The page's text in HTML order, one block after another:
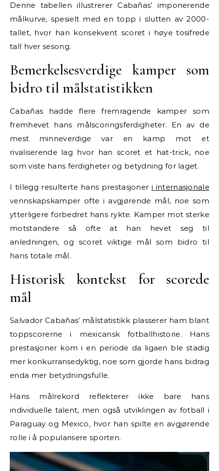
Denne tabellen illustrerer Cabañas’ imponerende
målkurve, spesielt med en topp i slutten av 2000-
tallet, hvor han konsekvent scoret i høye tosifrede
tall hver sesong.
Bemerkelsesverdige kamper som
bidro til målstatistikken
Cabañas hadde flere fremragende kamper som
fremhevet hans målscoringsferdigheter. En av de
mest minneverdige var en kamp mot et
rivaliserende lag hvor han scoret et hat-trick, noe
som viste hans ferdigheter og betydning for laget.
I tillegg resulterte hans prestasjoner i internasjonale
vennskapskamper ofte i avgjørende mål, noe som
ytterligere forbedret hans rykte. Kamper mot sterke
motstandere så ofte at han hevet seg til
anledningen, og scoret viktige mål som bidro til
hans totale mål.
Historisk kontekst for scorede
mål
Salvador Cabañas’ målstatistikk plasserer ham blant
toppscorerne i mexicansk fotballhistorie. Hans
prestasjoner kom i en periode da ligaen ble stadig
mer konkurransedyktig, noe som gjorde hans bidrag
enda mer betydningsfulle.
Hans målrekord reflekterer ikke bare hans
individuelle talent, men også utviklingen av fotball i
Paraguay og Mexico, hvor han spilte en avgjørende
rolle i å popularisere sporten.